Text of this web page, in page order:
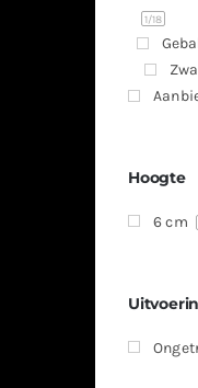
1/18
Hoogte
6 cm